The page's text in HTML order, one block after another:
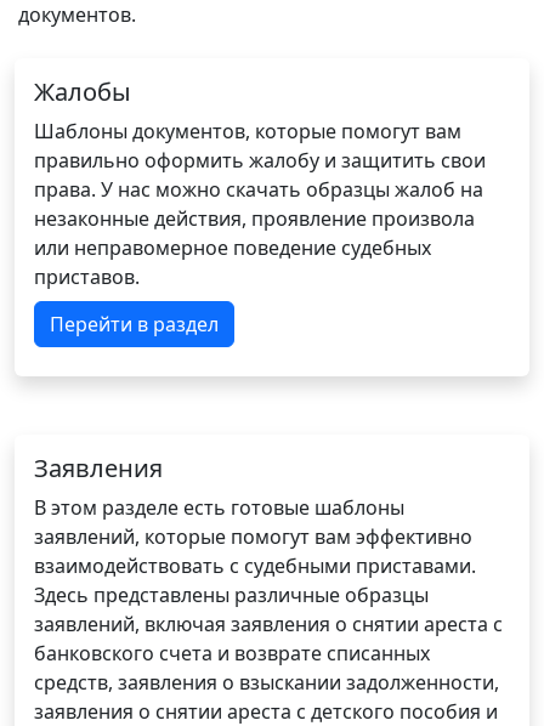
документов.
Жалобы
Шаблоны документов, которые помогут вам
правильно оформить жалобу и защитить свои
права. У нас можно скачать образцы жалоб на
незаконные действия, проявление произвола
или неправомерное поведение судебных
приставов.
Перейти в раздел
Заявления
В этом разделе есть готовые шаблоны
заявлений, которые помогут вам эффективно
взаимодействовать с судебными приставами.
Здесь представлены различные образцы
заявлений, включая заявления о снятии ареста с
банковского счета и возврате списанных
средств, заявления о взыскании задолженности,
заявления о снятии ареста с детского пособия и